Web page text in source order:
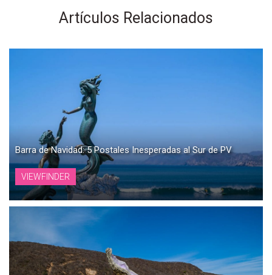
Artículos Relacionados
Barra de Navidad: 5 Postales Inesperadas al Sur de PV
VIEWFINDER